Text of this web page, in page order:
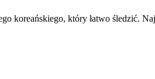
koreańskiego, który łatwo śledzić.